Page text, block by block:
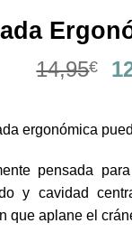
14,95€
El
ergonómica
pensada
y cavidad
que aplane el